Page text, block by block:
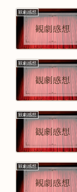
観劇感想
観劇感想
観劇感想
観劇感想